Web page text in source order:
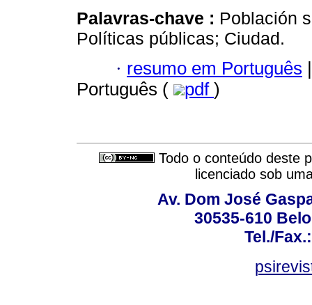
Palavras-chave : Población
Políticas públicas; Ciudad.
· resumo em Português |
Português (
pdf )
Todo o conteúdo deste
licenciado sob
Av. Dom José
30535-610
Tel./